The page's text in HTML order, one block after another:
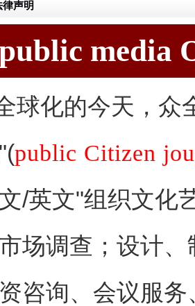
律声明
media
球化的今天，众
public Citizen
/英文"组织文化
场调查；设计
咨询、会议服